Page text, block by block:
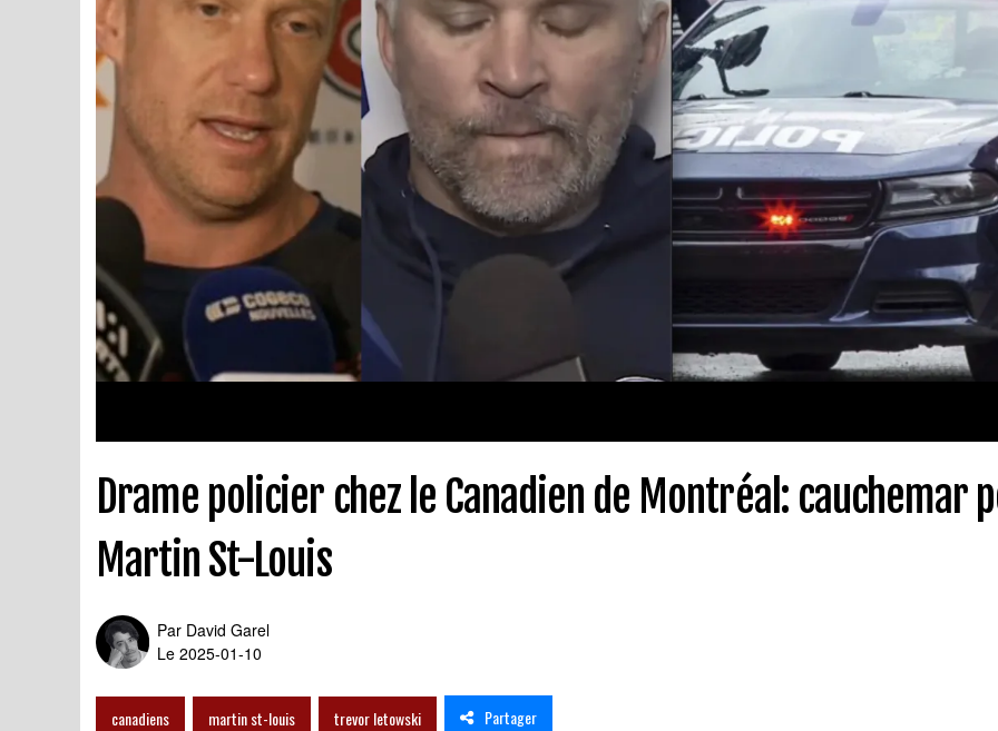
Drame policier chez le Canadien de Montréal: cauchemar
Martin St-Louis
Par David Garel
Le 2025-01-10
canadiens martin st-louis trevor letowski Partager